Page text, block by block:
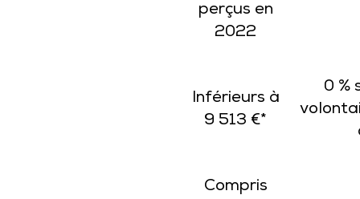
perçus en
2022
Inférieurs à
9 513 €*
0 %
Compris